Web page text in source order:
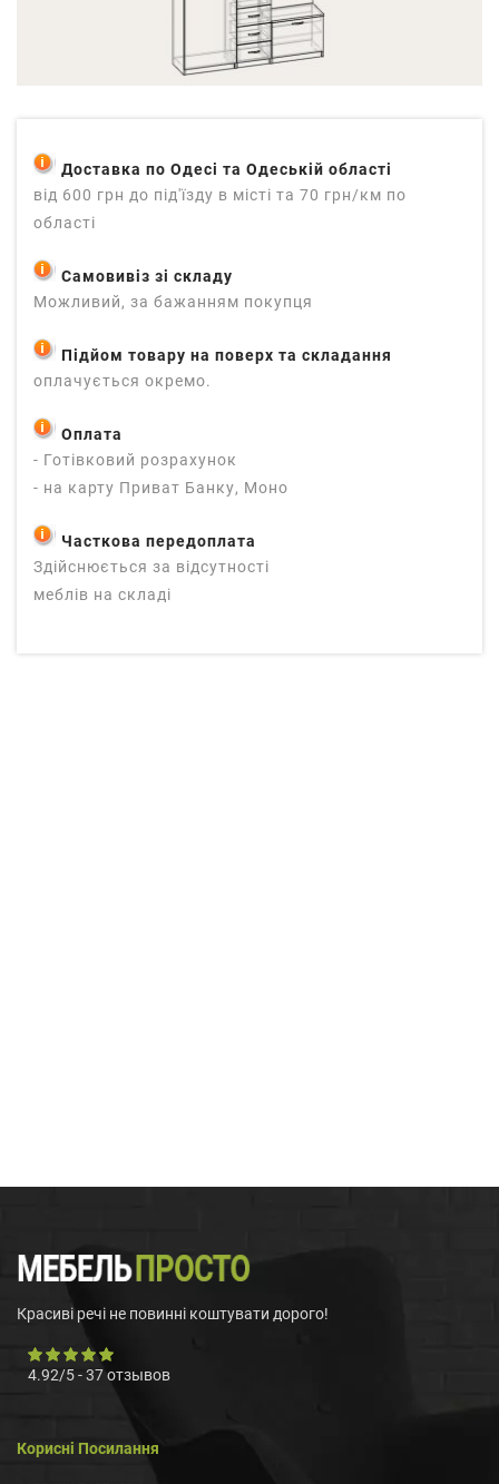
Доставка по Одесі та Одеській області
від 600 грн до під'їзду в місті та 70 грн/км по
області
Самовивіз зі складу
Можливий, за бажанням покупця
Підйом товару на поверх та складання
оплачується окремо.
Оплата
- Готівковий розрахунок
- на карту Приват Банку, Моно
Часткова передоплата
Здійснюється за відсутності
меблів на складі
Красиві речі не повинні коштувати дорого!
4.92/5-37отзывов
Корисні Посилання